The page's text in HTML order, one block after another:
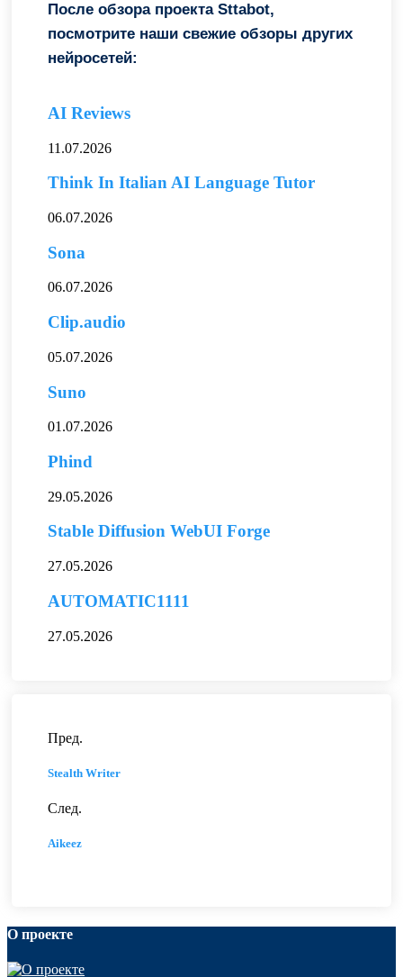
После обзора проекта Sttabot,
посмотрите наши свежие обзоры других
нейросетей:
AI Reviews
11.07.2026
Think In Italian AI Language Tutor
06.07.2026
Sona
06.07.2026
Clip.audio
05.07.2026
Suno
01.07.2026
Phind
29.05.2026
Stable Diffusion WebUI Forge
27.05.2026
AUTOMATIC1111
27.05.2026
Пред.
Stealth Writer
След.
Aikeez
О проекте